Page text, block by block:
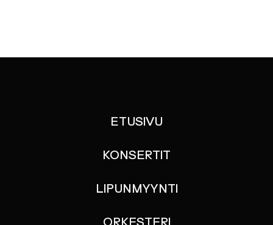
ETUSIVU
KONSERTIT
LIPUNMYYNTI